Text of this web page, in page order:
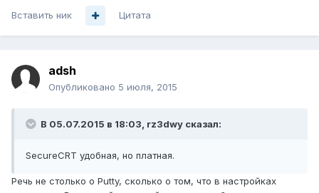
Вставить ник Цитата
adsh
Опубликовано 5 июля, 2015
В 05.07.2015 в 18:03, rz3dwy сказал:
SecureCRT удобная, но платная.
Речь не столько о Putty, сколько о том, что в настройках